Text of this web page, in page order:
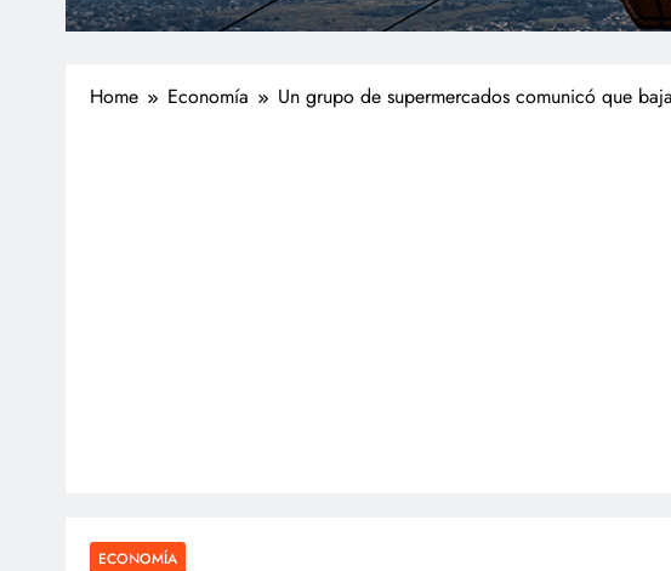
Home Economía Un grupo de supermercados comunicó que
ECONOMÍA